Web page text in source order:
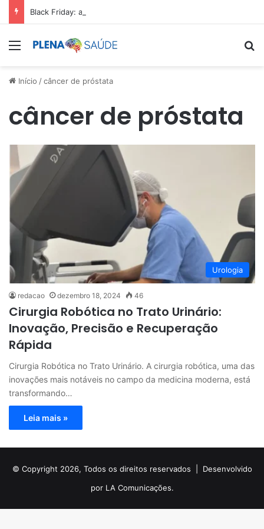
Black Friday: aproveite antes que acabe
Menu
Início /câncer de próstata
câncer de próstata
Urologia
redacao dezembro 18, 2024 46
Cirurgia Robótica no Trato Urinário:
Inovação, Precisão e Recuperação
Rápida
Cirurgia Robótica no Trato Urinário. A cirurgia robótica, uma das
inovações mais notáveis no campo da medicina moderna, está
transformando…
Leia mais »
© Copyright 2026, Todos os direitos reservados | Desenvolvido
por LA Comunicações.